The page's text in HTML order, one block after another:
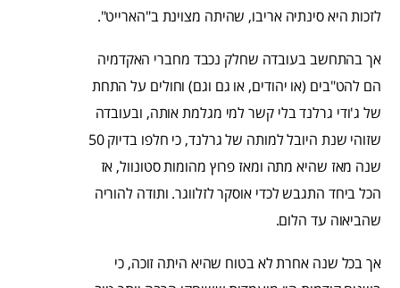
לזכות היא סינתיה אריבו, שהיתה מצוינת ב"הארייט".
אך בהתחשב בעובדה שחלק נכבד מחברי האקדמיה
הם להט"בים (או יהודים, או גם וגם) וחולים על התחת
של ג'ודי גרלנד בלי קשר למי מגלמת אותה, ובעובדה
שזוהי שנת היובל למותה של גרלנד, כי חלפו בדיוק 50
שנה מאז שהיא מתה ומאז פרוץ מהומות סטונוול, אז
הכל ביחד התגבש לכדי אוסקר לזלווגר. ותודה להוריה
שהביאוה עד הלום.
אך בכל שנה אחרת לא בטוח שהיא היתה זוכה, כי